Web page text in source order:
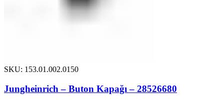
SKU: 153.01.002.0150
Jungheinrich – Buton Kapağı – 28526680